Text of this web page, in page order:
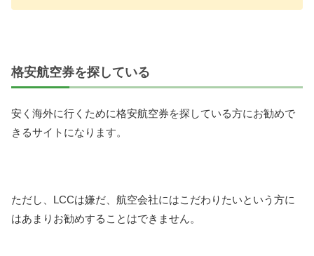
格安航空券を探している
安く海外に行くために格安航空券を探している方にお勧めで
きるサイトになります。
ただし、LCCは嫌だ、航空会社にはこだわりたいという方に
はあまりお勧めすることはできません。